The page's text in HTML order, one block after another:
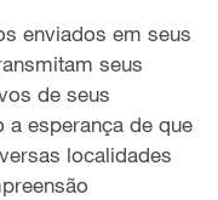
enviados em seus
seus
de seus
esperança de que
localidades